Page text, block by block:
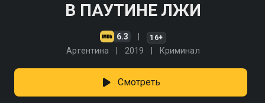
В ПАУТИНЕ ЛЖИ
6.3 16+
Аргентина 2019 Криминал
Смотреть